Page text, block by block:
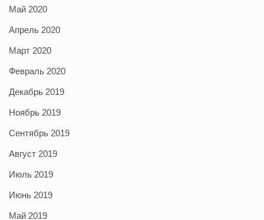
Май 2020
Апрель 2020
Март 2020
Февраль 2020
Декабрь 2019
Ноябрь 2019
Сентябрь 2019
Август 2019
Июль 2019
Июнь 2019
Май 2019